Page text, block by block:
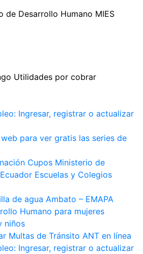
Ingresar, registrar o actualizar
para ver gratis las series de
Cupos Ministerio de
Escuelas y Colegios
de agua Ambato – EMAPA
Humano para mujeres
niños
Multas de Tránsito ANT en línea
Ingresar, registrar o actualizar